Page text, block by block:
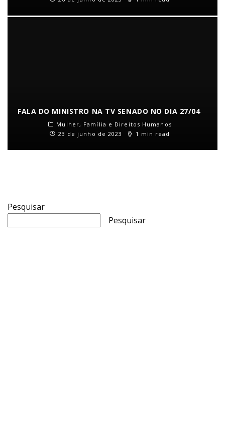
FALA DO MINISTRO NA TV SENADO NO DIA 27/04
Mulher, Família e Direitos Humanos
23 de junho de 2023
1 min read
Pesquisar
Pesquisar